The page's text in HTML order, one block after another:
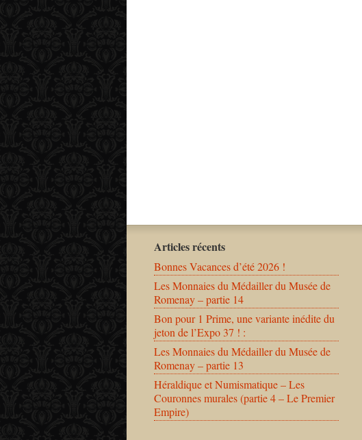
Articles récents
Bonnes Vacances d’été 2026 !
Les Monnaies du Médailler du Musée de
Romenay – partie 14
Bon pour 1 Prime, une variante inédite du
jeton de l’Expo 37 ! :
Les Monnaies du Médailler du Musée de
Romenay – partie 13
Héraldique et Numismatique – Les
Couronnes murales (partie 4 – Le Premier
Empire)